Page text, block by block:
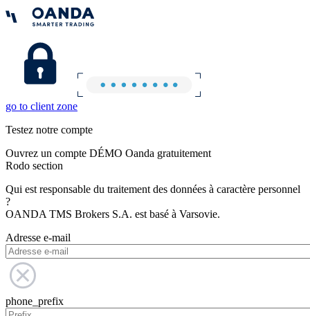
go to client zone
Testez notre compte
Ouvrez un compte DÉMO Oanda gratuitement
Rodo section
Qui est responsable du traitement des données à caractère personnel
?
OANDA TMS Brokers S.A. est basé à Varsovie.
Adresse e-mail
phone_prefix